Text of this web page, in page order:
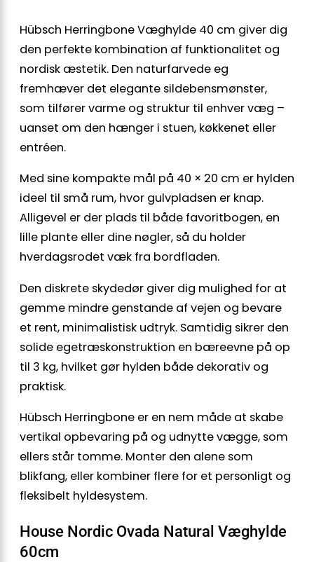
Hübsch Herringbone Væghylde 40 cm giver dig
den perfekte kombination af funktionalitet og
nordisk æstetik. Den naturfarvede eg
fremhæver det elegante sildebensmønster,
som tilfører varme og struktur til enhver væg –
uanset om den hænger i stuen, køkkenet eller
entréen.
Med sine kompakte mål på 40 × 20 cm er hylden
ideel til små rum, hvor gulvpladsen er knap.
Alligevel er der plads til både favoritbogen, en
lille plante eller dine nøgler, så du holder
hverdagsrodet væk fra bordfladen.
Den diskrete skydedør giver dig mulighed for at
gemme mindre genstande af vejen og bevare
et rent, minimalistisk udtryk. Samtidig sikrer den
solide egetræskonstruktion en bæreevne på op
til 3 kg, hvilket gør hylden både dekorativ og
praktisk.
Hübsch Herringbone er en nem måde at skabe
vertikal opbevaring på og udnytte vægge, som
ellers står tomme. Monter den alene som
blikfang, eller kombiner flere for et personligt og
fleksibelt hyldesystem.
House Nordic Ovada Natural Væghylde
60cm